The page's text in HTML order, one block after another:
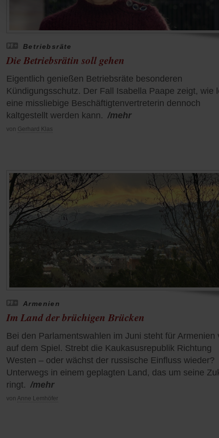
Betriebsräte
Die Betriebsrätin soll gehen
Eigentlich genießen Betriebsräte besonderen
Kündigungsschutz. Der Fall Isabella Paape zeigt, wie
eine missliebige Beschäftigtenvertreterin dennoch
kaltgestellt werden kann. /mehr
von Gerhard Klas
Armenien
Im Land der brüchigen Brücken
Bei den Parlamentswahlen im Juni steht für Armenien
auf dem Spiel. Strebt die Kaukasusrepublik Richtung
Westen – oder wächst der russische Einfluss wieder?
Unterwegs in einem geplagten Land, das um seine
ringt. /mehr
von Anne Lemhöfer